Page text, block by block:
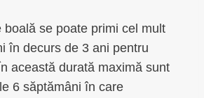
boală se poate primi cel mult
în decurs de 3 ani pentru
această durată maximă sunt
6 săptămâni în care